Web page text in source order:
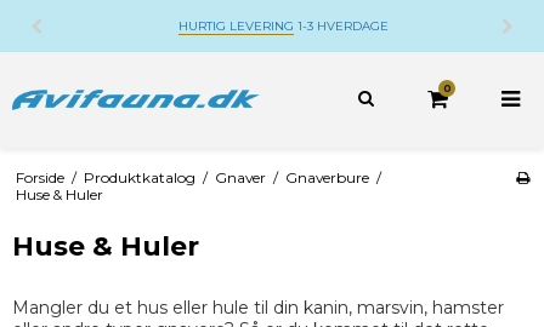
HURTIG LEVERING 1-3 HVERDAGE
0
Forside / Produktkatalog / Gnaver / Gnaverbure /
Huse & Huler
Huse & Huler
Mangler du et hus eller hule til din kanin, marsvin, hamster